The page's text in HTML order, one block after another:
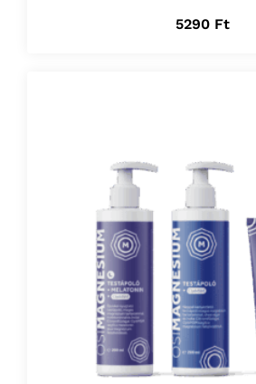
5290 Ft